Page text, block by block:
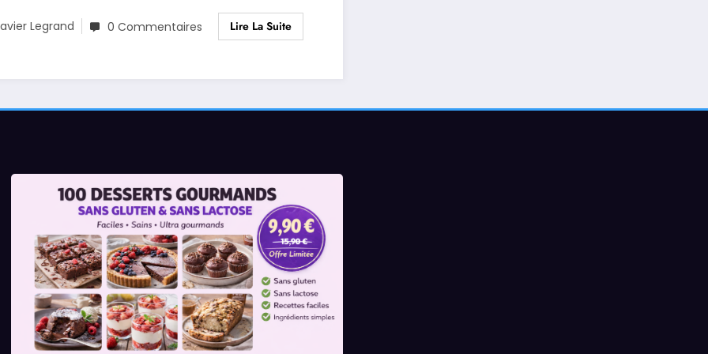
Legrand 0 Commentaires Lire La Suite